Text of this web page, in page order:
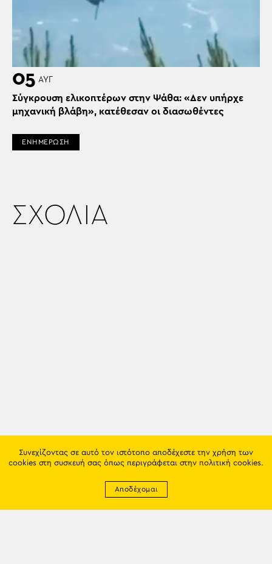
05 ΑΥΓ
Σύγκρουση ελικοπτέρων στην Ψάθα: «Δεν υπήρχε
μηχανική βλάβη», κατέθεσαν οι διασωθέντες
ΕΝΗΜΕΡΩΣΗ
ΣΧΟΛΙΑ
Συνεχίζοντας σε αυτό τον ιστότοπο αποδέχεστε την χρήση των
cookies στη συσκευή σας όπως περιγράφεται στην πολιτική cookies.
Αποδέχομαι